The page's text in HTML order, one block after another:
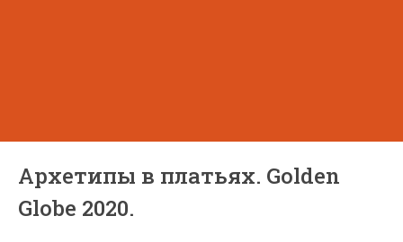
Архетипы в платьях. Golden
Globe 2020.